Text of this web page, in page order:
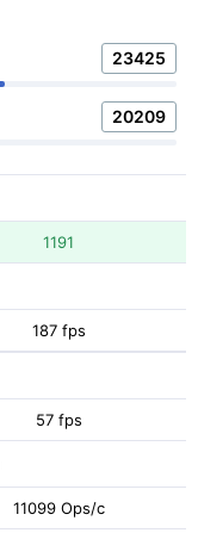
23425
20209
1191
187 fps
57 fps
11099 Ops/с